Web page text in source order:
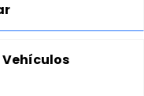
Vehículos